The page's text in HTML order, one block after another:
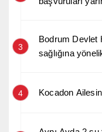
3
Bodrum Devlet
sağlığına
4 Kocadon